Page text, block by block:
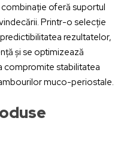
oferă suportul
Printr-o selecție
rezultatelor,
și se optimizează
compromite stabilitatea
muco-periostale.